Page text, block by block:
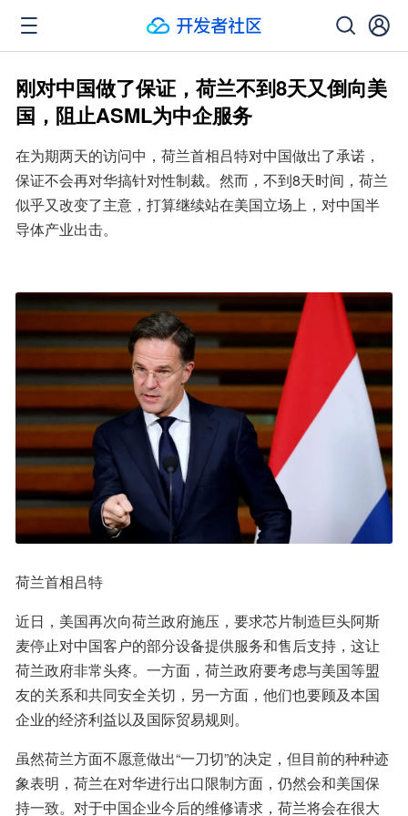
刚对中国做了保证，荷兰不到8天又倒向美
国，阻止ASML为中企服务
在为期两天的访问中，荷兰首相吕特对中国做出了承诺，
保证不会再对华搞针对性制裁。然而，不到8天时间，荷兰
似乎又改变了主意，打算继续站在美国立场上，对中国半
导体产业出击。
荷兰首相吕特
近日，美国再次向荷兰政府施压，要求芯片制造巨头阿斯
麦停止对中国客户的部分设备提供服务和售后支持，这让
荷兰政府非常头疼。一方面，荷兰政府要考虑与美国等盟
友的关系和共同安全关切，另一方面，他们也要顾及本国
企业的经济利益以及国际贸易规则。
虽然荷兰方面不愿意做出“一刀切”的决定，但目前的种种迹
象表明，荷兰在对华进行出口限制方面，仍然会和美国保
持一致。对于中国企业今后的维修请求，荷兰将会在很大